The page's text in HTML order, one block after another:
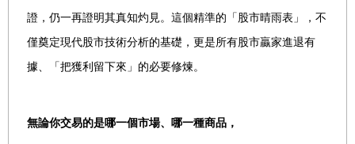
證，仍一再證明其真知灼見。這個精準的「股市晴雨表」，不
僅奠定現代股市技術分析的基礎，更是所有股市贏家進退有
據、「把獲利留下來」的必要修煉。
無論你交易的是哪一個市場、哪一種商品，